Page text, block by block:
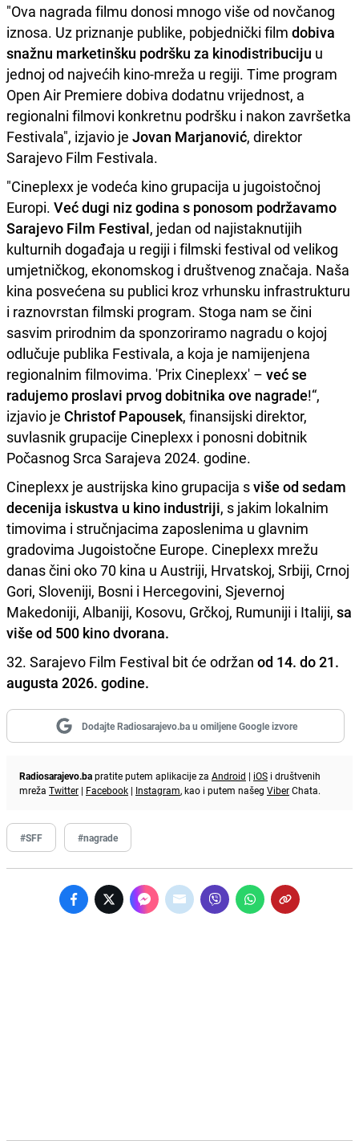
"Ova nagrada filmu donosi mnogo više od novčanog
iznosa. Uz priznanje publike, pobjednički film dobiva
snažnu marketinšku podršku za kinodistribuciju u
jednoj od najvećih kino-mreža u regiji. Time program
Open Air Premiere dobiva dodatnu vrijednost, a
regionalni filmovi konkretnu podršku i nakon završetka
Festivala", izjavio je Jovan Marjanović, direktor
Sarajevo Film Festivala.
"Cineplexx je vodeća kino grupacija u jugoistočnoj
Europi. Već dugi niz godina s ponosom podržavamo
Sarajevo Film Festival, jedan od najistaknutijih
kulturnih događaja u regiji i filmski festival od velikog
umjetničkog, ekonomskog i društvenog značaja. Naša
kina posvećena su publici kroz vrhunsku infrastrukturu
i raznovrstan filmski program. Stoga nam se čini
sasvim prirodnim da sponzoriramo nagradu o kojoj
odlučuje publika Festivala, a koja je namijenjena
regionalnim filmovima. 'Prix Cineplexx' – već se
radujemo proslavi prvog dobitnika ove nagrade!“,
izjavio je Christof Papousek, finansijski direktor,
suvlasnik grupacije Cineplexx i ponosni dobitnik
Počasnog Srca Sarajeva 2024. godine.
Cineplexx je austrijska kino grupacija sviše od sedam
decenija iskustva u kino industriji, s jakim lokalnim
timovima i stručnjacima zaposlenima u glavnim
gradovima Jugoistočne Europe. Cineplexx mrežu
danas čini oko 70 kina u Austriji, Hrvatskoj, Srbiji, Crnoj
Gori, Sloveniji, Bosni i Hercegovini, Sjevernoj
Makedoniji, Albaniji, Kosovu, Grčkoj, Rumuniji i Italiji, sa
više od 500 kino dvorana.
32. Sarajevo Film Festival bit će održan od 14. do 21.
augusta 2026. godine.
Dodajte Radiosarajevo.ba u omiljene Google izvore
Radiosarajevo.bapratite putem aplikacije za Android | iOS i društvenih
mreža Twitter | Facebook | Instagram, kao i putem našeg ViberChata.
#SFF #nagrade